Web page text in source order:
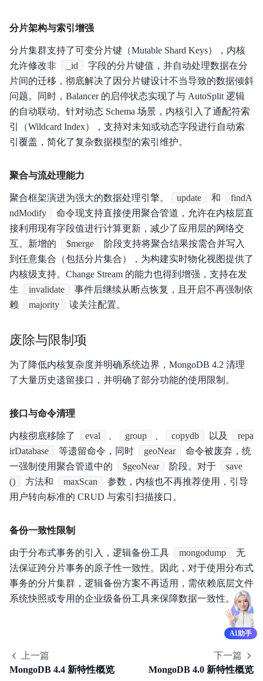
分片架构与索引增强
分片集群支持了可变分片键（Mutable Shard Keys），内核
允许修改非
_id
字段的分片键值，并自动处理数据在分
片间的迁移，彻底解决了因分片键设计不当导致的数据倾斜
问题。同时，Balancer 的启停状态实现了与 AutoSplit 逻辑
的自动联动。针对动态 Schema 场景，内核引入了通配符索
引（Wildcard Index），支持对未知或动态字段进行自动索
引覆盖，简化了复杂数据模型的索引维护。
聚合与流处理能力
聚合框架演进为强大的数据处理引擎。 update 和
findA
ndModify
命令现支持直接使用聚合管道，允许在内核层直
接利用现有字段值进行计算更新，减少了应用层的网络交
互。新增的
$merge
阶段支持将聚合结果按需合并写入
到任意集合（包括分片集合），为构建实时物化视图提供了
内核级支持。Change Stream 的能力也得到增强，支持在发
生
invalidate
事件后继续从断点恢复，且开启不再强制依
赖
majority 读关注配置。
废除与限制项
为了降低内核复杂度并明确系统边界，MongoDB 4.2 清理
了大量历史遗留接口，并明确了部分功能的使用限制。
接口与命令清理
内核彻底移除了 eval group copydb 以及
repa
irDatabase
等遗留命令，同时 geoNear
命令被废弃，统
一强制使用聚合管道中的
$geoNear 阶段。对于
save
()
方法和 maxScan
参数，内核也不再推荐使用，引导
用户转向标准的 CRUD 与索引扫描接口。
备份一致性限制
由于分布式事务的引入，逻辑备份工具 mongodump
无
法保证跨分片事务的原子性一致性。因此，对于使用分布式
事务的分片集群，逻辑备份方案不再适用，需依赖底层文件
系统快照或专用的企业级备份工具来保障数据一致性。
上一篇
MongoDB 4.4 新特性概览
下一篇
MongoDB 4.0 新特性概览
AI助手